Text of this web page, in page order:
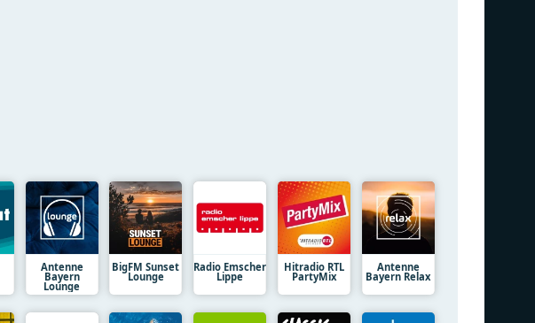
Antenne
Bayern
Lounge
BigFM Sunset
Lounge
Radio Emscher
Lippe
Hitradio RTL
PartyMix
Antenne
Bayern Relax